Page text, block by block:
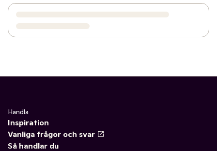
Handla
Inspiration
Vanliga frågor och svar
Så handlar du